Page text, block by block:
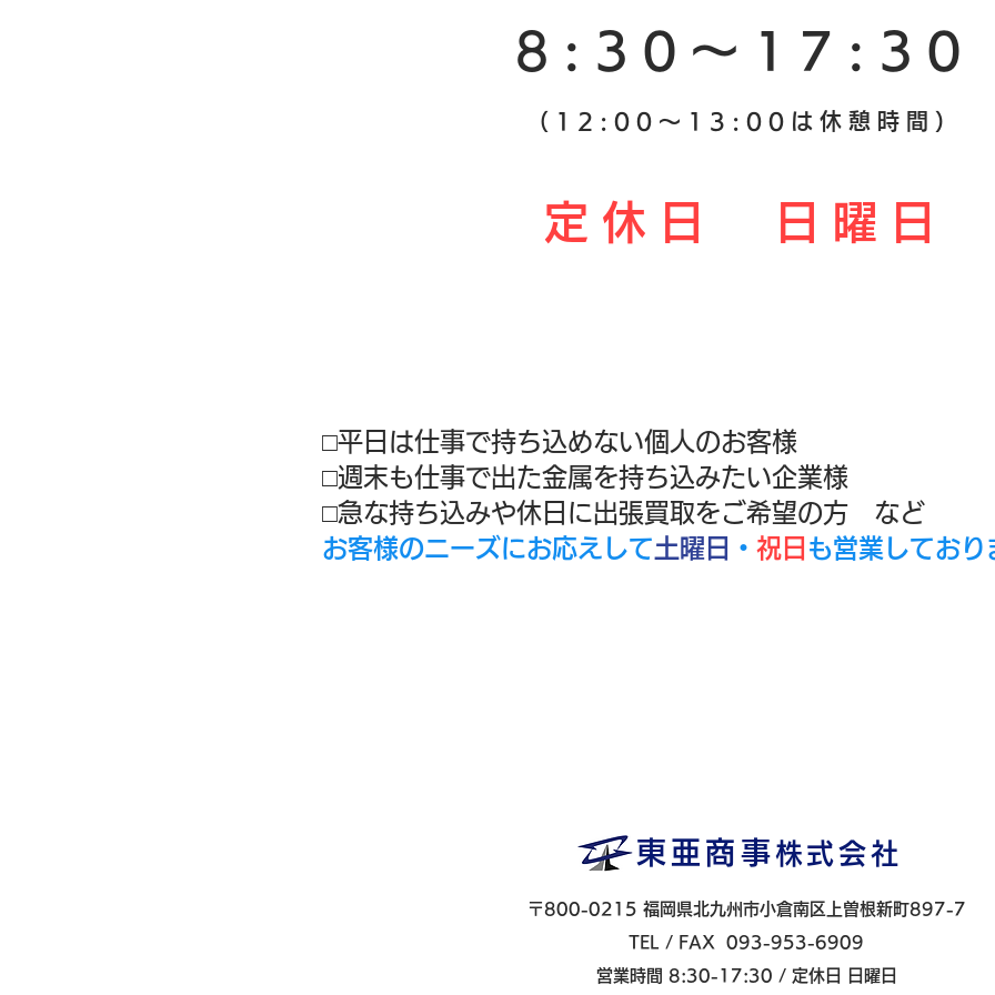
​8:30～17:30
（12:00～13:00は休憩時間）
定休日 日曜日
□平日は仕事で持ち込めない個人のお客様
□週末も仕事で出た金属を持ち込みたい企業様
□急な持ち込みや休日に出張買取をご希望の方 など
お客様のニーズにお応えして土曜日 ・ 祝日 も営業しており
東亜商事株式会社
〒800-0215 福岡県北九州市小倉南区上曽根新町897-7
​TEL / FAX 093-953-6909
​営業時間 8:30-17:30 / 定休日 日曜日